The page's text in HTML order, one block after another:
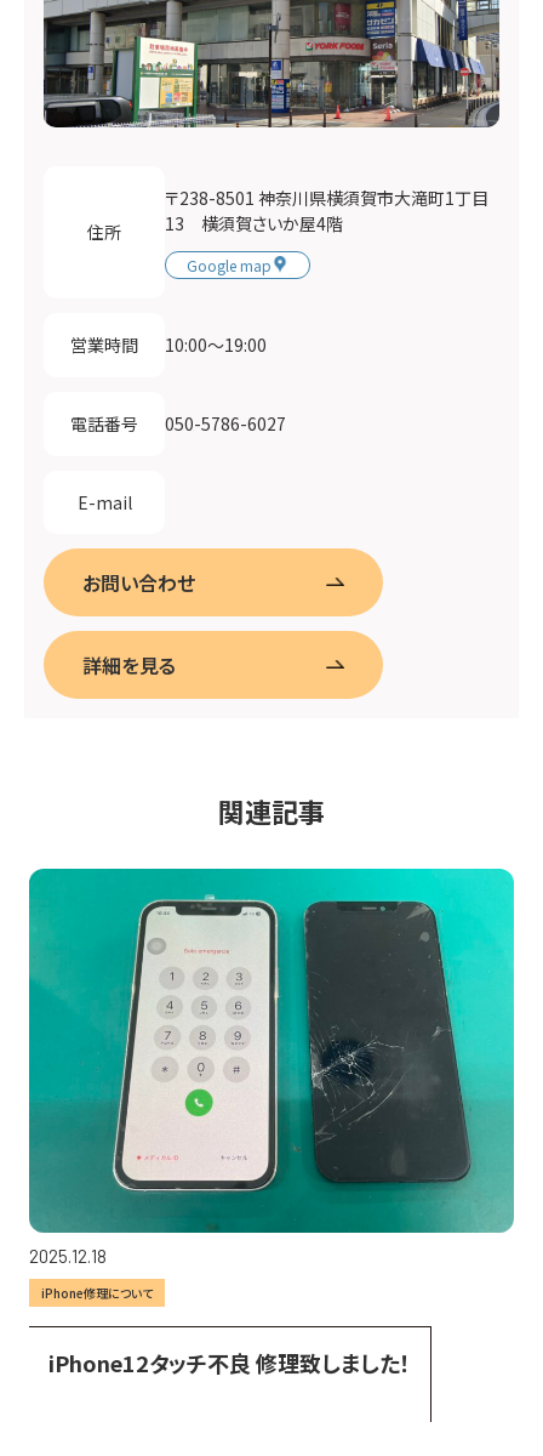
住所
〒238-8501 神奈川県横須賀市大滝町1丁目
13 横須賀さいか屋4階
Google map
営業時間 10:00〜19:00
電話番号 050-5786-6027
E-mail
お問い合わせ
詳細を見る
関連記事
2025.12.18
iPhone修理について
iPhone12タッチ不良 修理致しました！